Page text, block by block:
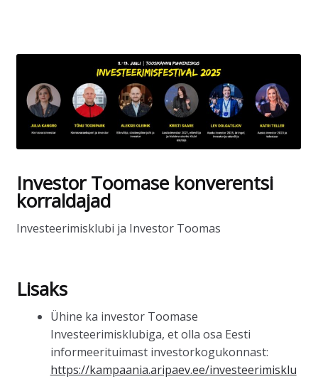
Investor Toomase konverentsi
korraldajad
Investeerimisklubi ja Investor Toomas
Lisaks
Ühine ka investor Toomase
Investeerimisklubiga, et olla osa Eesti
informeerituimast investorkogukonnast:
https://kampaania.aripaev.ee/investeerimisklu